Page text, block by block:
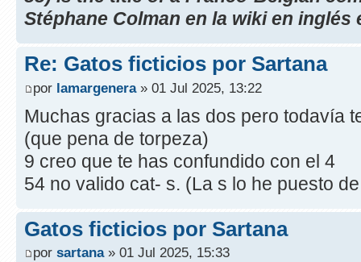
Stéphane Colman en la wiki en inglés
Re: Gatos ficticios por Sartana
por lamargenera» 01 Jul 2025, 13:22
Muchas gracias a las dos pero todavía
(que pena de torpeza)
9 creo que te has confundido con el 4
54 no valido cat- s. (La s lo he puesto
Gatos ficticios por Sartana
por sartana» 01 Jul 2025, 15:33